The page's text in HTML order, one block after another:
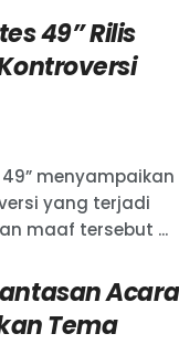
49” Rilis
menyampaikan
yang terjadi
maaf tersebut ...
Acara
Tema